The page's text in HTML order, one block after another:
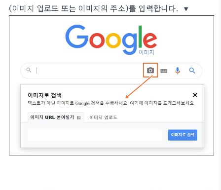
(이미지 업로드 또는 이미지의 주소)를 입력합니다. ▼